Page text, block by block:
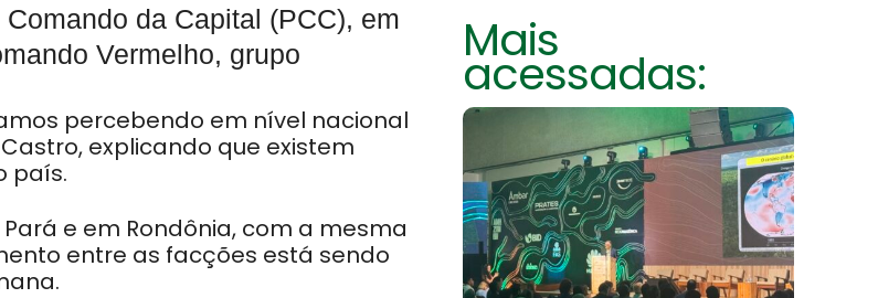
da Capital (PCC), em
Vermelho, grupo
percebendo em nível nacional
explicando que existem
país.
e em Rondônia, com a mesma
entre as facções está sendo
Mais
acessadas: